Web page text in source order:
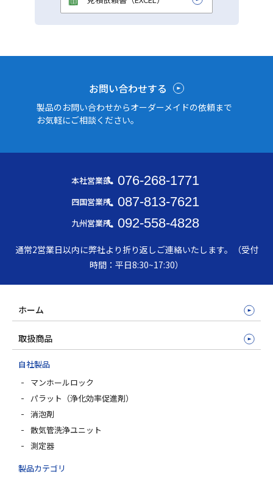
お問い合わせする
製品のお問い合わせからオーダーメイドの依頼まで
お気軽にご相談ください。
本社営業部 076-268-1771
四国営業所 087-813-7621
九州営業所 092-558-4828
通常2営業日以内に弊社より折り返しご連絡いたします。（受付
時間：平日8:30~17:30）
ホーム
取扱商品
自社製品
マンホールロック
パラット（浄化効率促進剤）
消泡剤
散気管洗浄ユニット
測定器
製品カテゴリ